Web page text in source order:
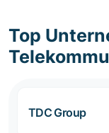
Top
TDC Group